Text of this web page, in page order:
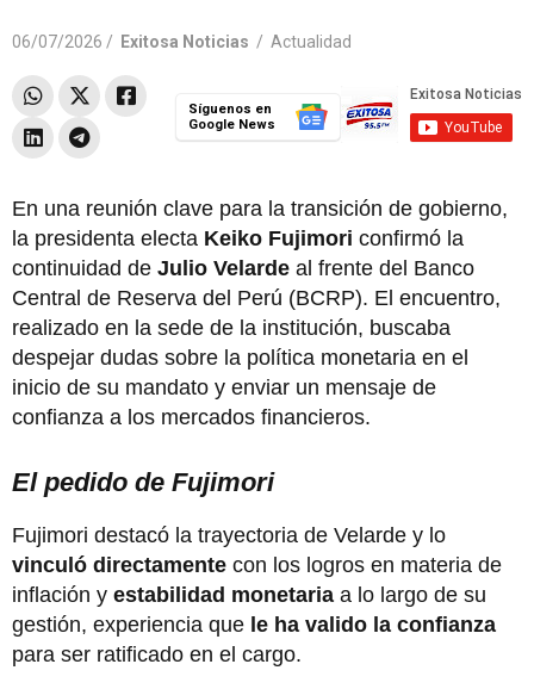
06/07/2026 / Exitosa Noticias / Actualidad
Síguenos en
Google News
En una reunión clave para la transición de gobierno,
la presidenta electa Keiko Fujimori confirmó la
continuidad de Julio Velarde al frente del Banco
Central de Reserva del Perú (BCRP). El encuentro,
realizado en la sede de la institución, buscaba
despejar dudas sobre la política monetaria en el
inicio de su mandato y enviar un mensaje de
confianza a los mercados financieros.
El pedido de Fujimori
Fujimori destacó la trayectoria de Velarde y lo
vinculó directamente con los logros en materia de
inflación y estabilidad monetaria a lo largo de su
gestión, experiencia que le ha valido la confianza
para ser ratificado en el cargo.